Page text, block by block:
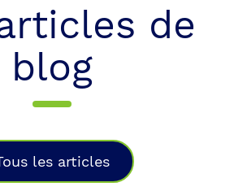
de
blog
les articles